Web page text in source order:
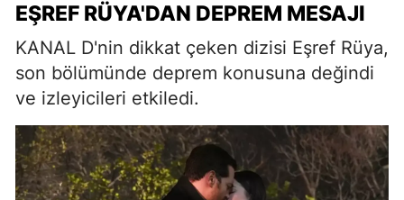
EŞREF RÜYA'DAN DEPREM MESAJI
KANAL D'nin dikkat çeken dizisi Eşref Rüya,
son bölümünde deprem konusuna değindi
ve izleyicileri etkiledi.